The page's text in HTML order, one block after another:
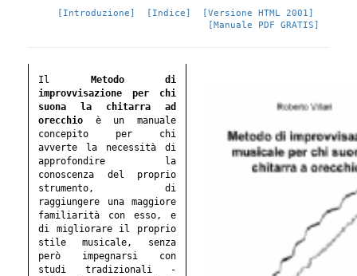
[Introduzione] [Indice]
[Versione HTML 2001]
[Manuale PDF GRATIS]
Il
Metodo di
improvvisazione per chi
suona la chitarra ad
orecchio è un manuale
concepito per chi
avverte la necessità di
approfondire la
conoscenza del proprio
strumento, di
raggiungere una maggiore
familiarità con esso, e
di migliorare il proprio
stile musicale, senza
però impegnarsi con
studi tradizionali -